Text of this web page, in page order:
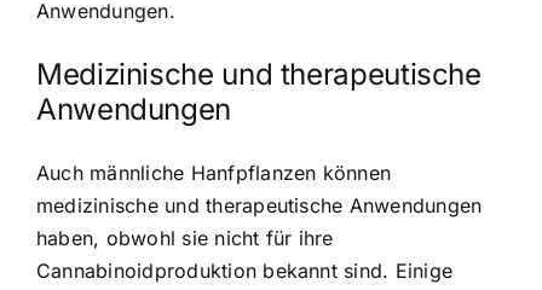
Anwendungen.
Medizinische und therapeutische
Anwendungen
Auch männliche Hanfpflanzen können
medizinische und therapeutische Anwendungen
haben, obwohl sie nicht für ihre
Cannabinoidproduktion bekannt sind. Einige